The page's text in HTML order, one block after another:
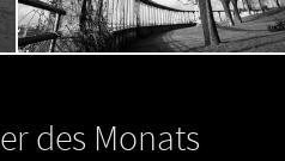
des Monats